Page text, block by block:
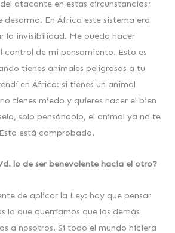
atacante en estas circunstancias;
desarmo. En África este sistema era
la invisibilidad. Me puedo hacer
control de mi pensamiento. Esto es
tienes animales peligrosos a tu
en África: si tienes un animal
tienes miedo y quieres hacer el bien
solo pensándolo, el animal ya no te
está comprobado.
lo de ser benevolente hacia el otro?
de aplicar la Ley: hay que pensar
lo que querríamos que los demás
a nosotros. Si todo el mundo hiciera